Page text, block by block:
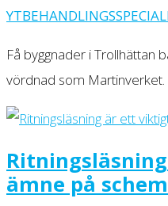
Få byggnader i Trollhättan
vördnad som Martinverket.
ämne på